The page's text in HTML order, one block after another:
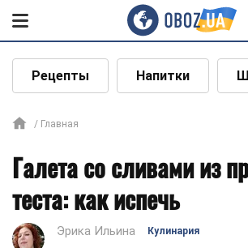
Рецепты Напитки
Главная
Галета со сливами из
теста: как испечь
Эрика Ильина Кулинария